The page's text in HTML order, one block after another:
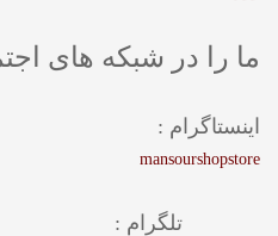
ما را در شبکه های
اینستاگرام :
mansourshopstore
تلگرام :